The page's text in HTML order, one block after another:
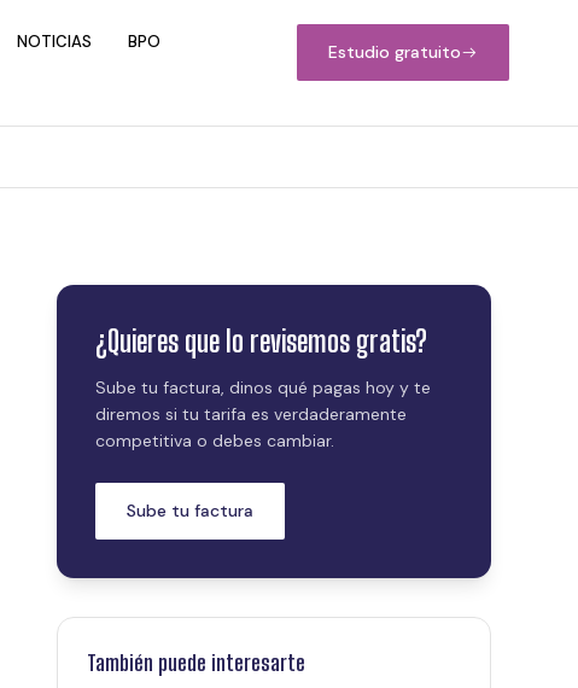
NOTICIAS
BPO
Estudio gratuito
¿Quieres que lo revisemos gratis?
Sube tu factura, dinos qué pagas hoy y te
diremos si tu tarifa es verdaderamente
competitiva o debes cambiar.
Sube tu factura
También puede interesarte